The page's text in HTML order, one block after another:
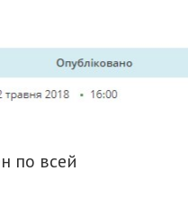
по всей